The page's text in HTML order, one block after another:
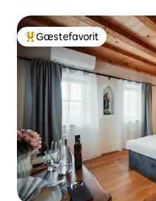
Bedste gæstefavorit
Gæstefavorit